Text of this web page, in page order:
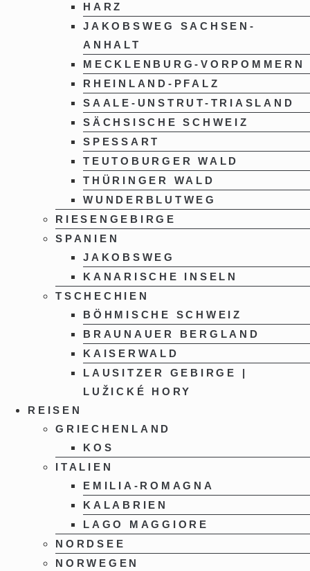
HARZ
JAKOBSWEG SACHSEN-
ANHALT
MECKLENBURG-VORPOMMERN
RHEINLAND-PFALZ
SAALE-UNSTRUT-TRIASLAND
SÄCHSISCHE SCHWEIZ
SPESSART
TEUTOBURGER WALD
THÜRINGER WALD
WUNDERBLUTWEG
RIESENGEBIRGE
SPANIEN
JAKOBSWEG
KANARISCHE INSELN
TSCHECHIEN
BÖHMISCHE SCHWEIZ
BRAUNAUER BERGLAND
KAISERWALD
LAUSITZER GEBIRGE |
LUŽICKÉ HORY
REISEN
GRIECHENLAND
KOS
ITALIEN
EMILIA-ROMAGNA
KALABRIEN
LAGO MAGGIORE
NORDSEE
NORWEGEN